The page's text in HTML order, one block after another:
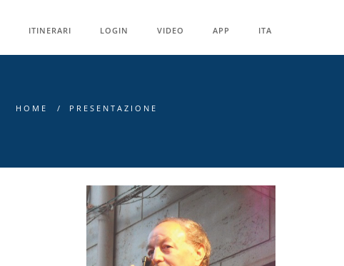
ITINERARI LOGIN VIDEO APP ITA
HOME PRESENTAZIONE